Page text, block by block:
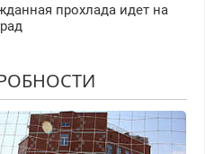
прохлада идет на